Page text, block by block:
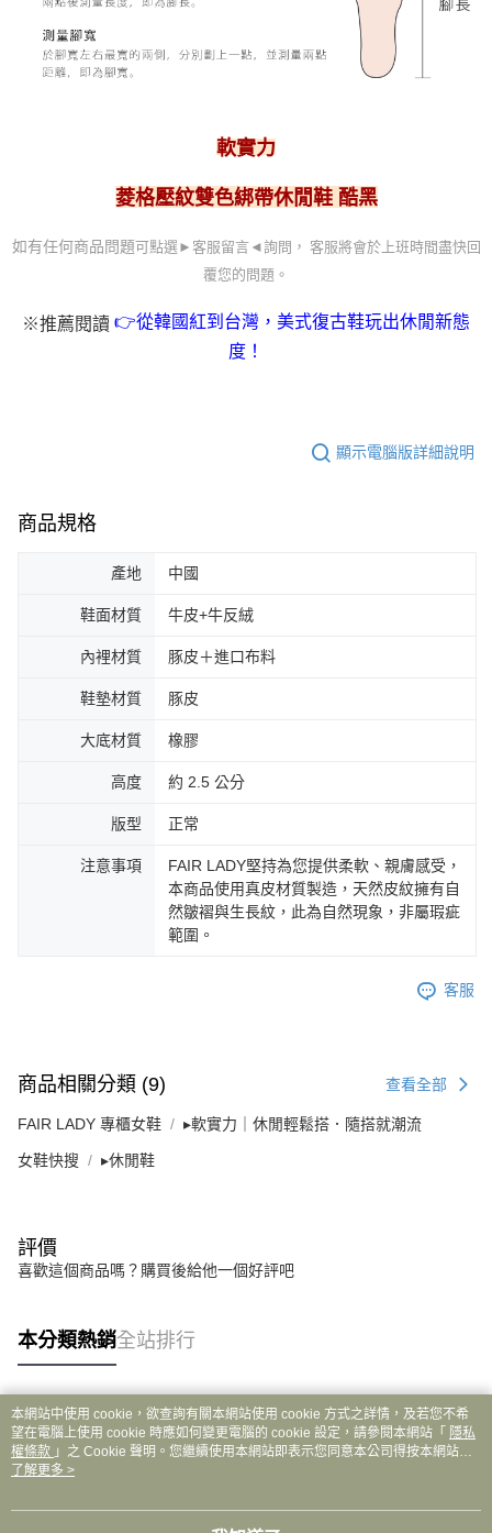
軟實力
菱格壓紋雙色綁帶休閒鞋 酷黑
如有任何商品問題可點選►客服留言◄詢問， 客服將會於上班時間盡快回
覆您的問題。
※推薦閱讀 👉從韓國紅到台灣，美式復古鞋玩出休閒新態
度！
顯示電腦版詳細說明
商品規格
產地 中國
鞋面材質 牛皮+牛反絨
內裡材質 豚皮＋進口布料
鞋墊材質 豚皮
大底材質 橡膠
高度 約 2.5 公分
版型 正常
注意事項
FAIR LADY堅持為您提供柔軟、親膚感受，
本商品使用真皮材質製造，天然皮紋擁有自
然皺褶與生長紋，此為自然現象，非屬瑕疵
範圍。
客服
商品相關分類 (9) 查看全部
FAIR LADY 專櫃女鞋 ▸軟實力｜休閒輕鬆搭．隨搭就潮流
女鞋快搜 ▸休閒鞋
評價
喜歡這個商品嗎？購買後給他一個好評吧
本分類熱銷全站排行
熱門標籤
本網站中使用 cookie，欲查詢有關本網站使用 cookie 方式之詳情，及若您不希
望在電腦上使用 cookie 時應如何變更電腦的 cookie 設定，請參閱本網站「 隱私
權條款 」之 Cookie 聲明。您繼續使用本網站即表示您同意本公司得按本網站使
用條款之 Cookie 聲明使用 cookie。
了解更多 >